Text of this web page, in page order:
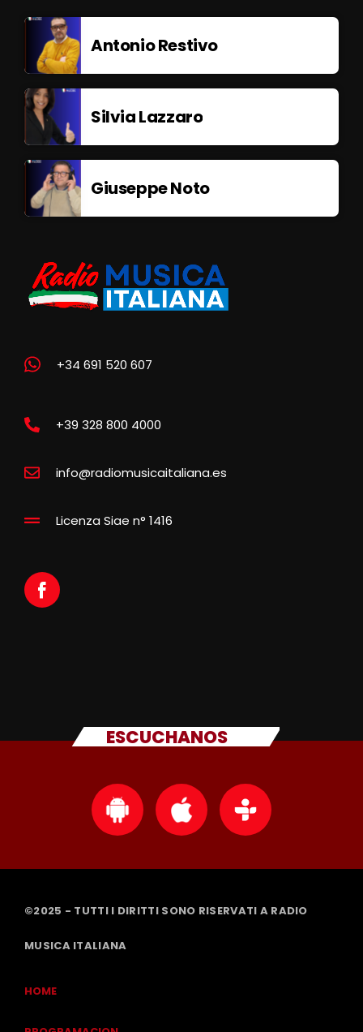
Antonio Restivo
Silvia Lazzaro
Giuseppe Noto
+34 691 520 607
+39 328 800 4000
info@radiomusicaitaliana.es
Licenza Siae n° 1416
ESCUCHANOS
©2025 - TUTTI I DIRITTI SONO RISERVATI A RADIO
MUSICA ITALIANA
HOME